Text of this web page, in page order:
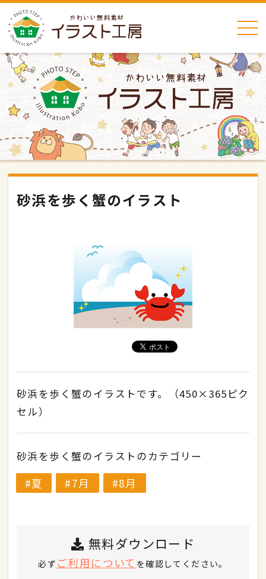
砂浜を歩く蟹のイラスト
砂浜を歩く蟹のイラストです。（450×365ピク
セル）
砂浜を歩く蟹のイラストのカテゴリー
夏 7月 8月
無料ダウンロード
必ず ご利用について を確認してください。